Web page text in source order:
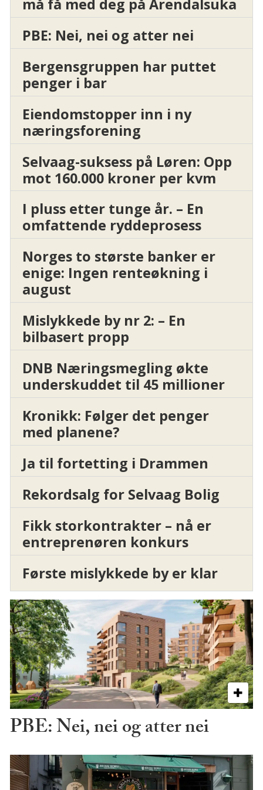
må få med deg på Arendalsuka
PBE: Nei, nei og atter nei
Bergensgruppen har puttet
penger i bar
Eiendomstopper inn i ny
næringsforening
Selvaag-suksess på Løren: Opp
mot 160.000 kroner per kvm
I pluss etter tunge år. – En
omfattende ryddeprosess
Norges to største banker er
enige: Ingen renteøkning i
august
Mislykkede by nr 2: – En
bilbasert propp
DNB Næringsmegling økte
underskuddet til 45 millioner
Kronikk: Følger det penger
med planene?
Ja til fortetting i Drammen
Rekordsalg for Selvaag Bolig
Fikk storkontrakter – nå er
entreprenøren konkurs
Første mislykkede by er klar
PBE: Nei, nei og atter nei